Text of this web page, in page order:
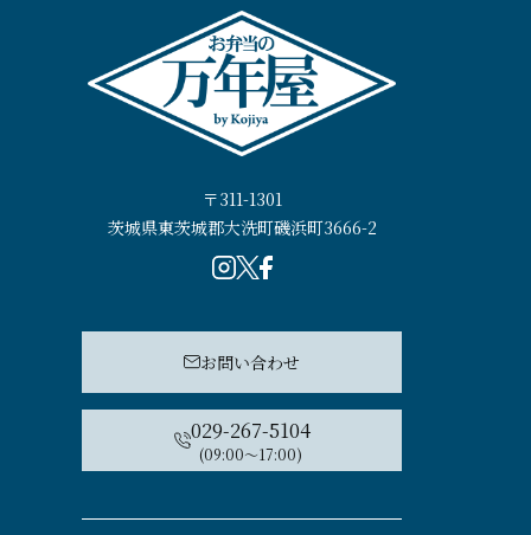
〒311-1301
茨城県東茨城郡大洗町磯浜町3666-2
お問い合わせ
029-267-5104
(09:00〜17:00)